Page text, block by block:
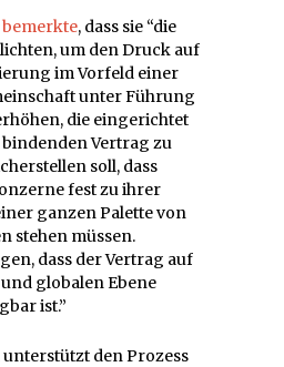
bemerkte, dass sie “die
um den Druck auf
im Vorfeld einer
unter Führung
die eingerichtet
Vertrag zu
soll, dass
fest zu ihrer
ganzen Palette von
stehen müssen.
dass der Vertrag auf
globalen Ebene
ist.”
den Prozess